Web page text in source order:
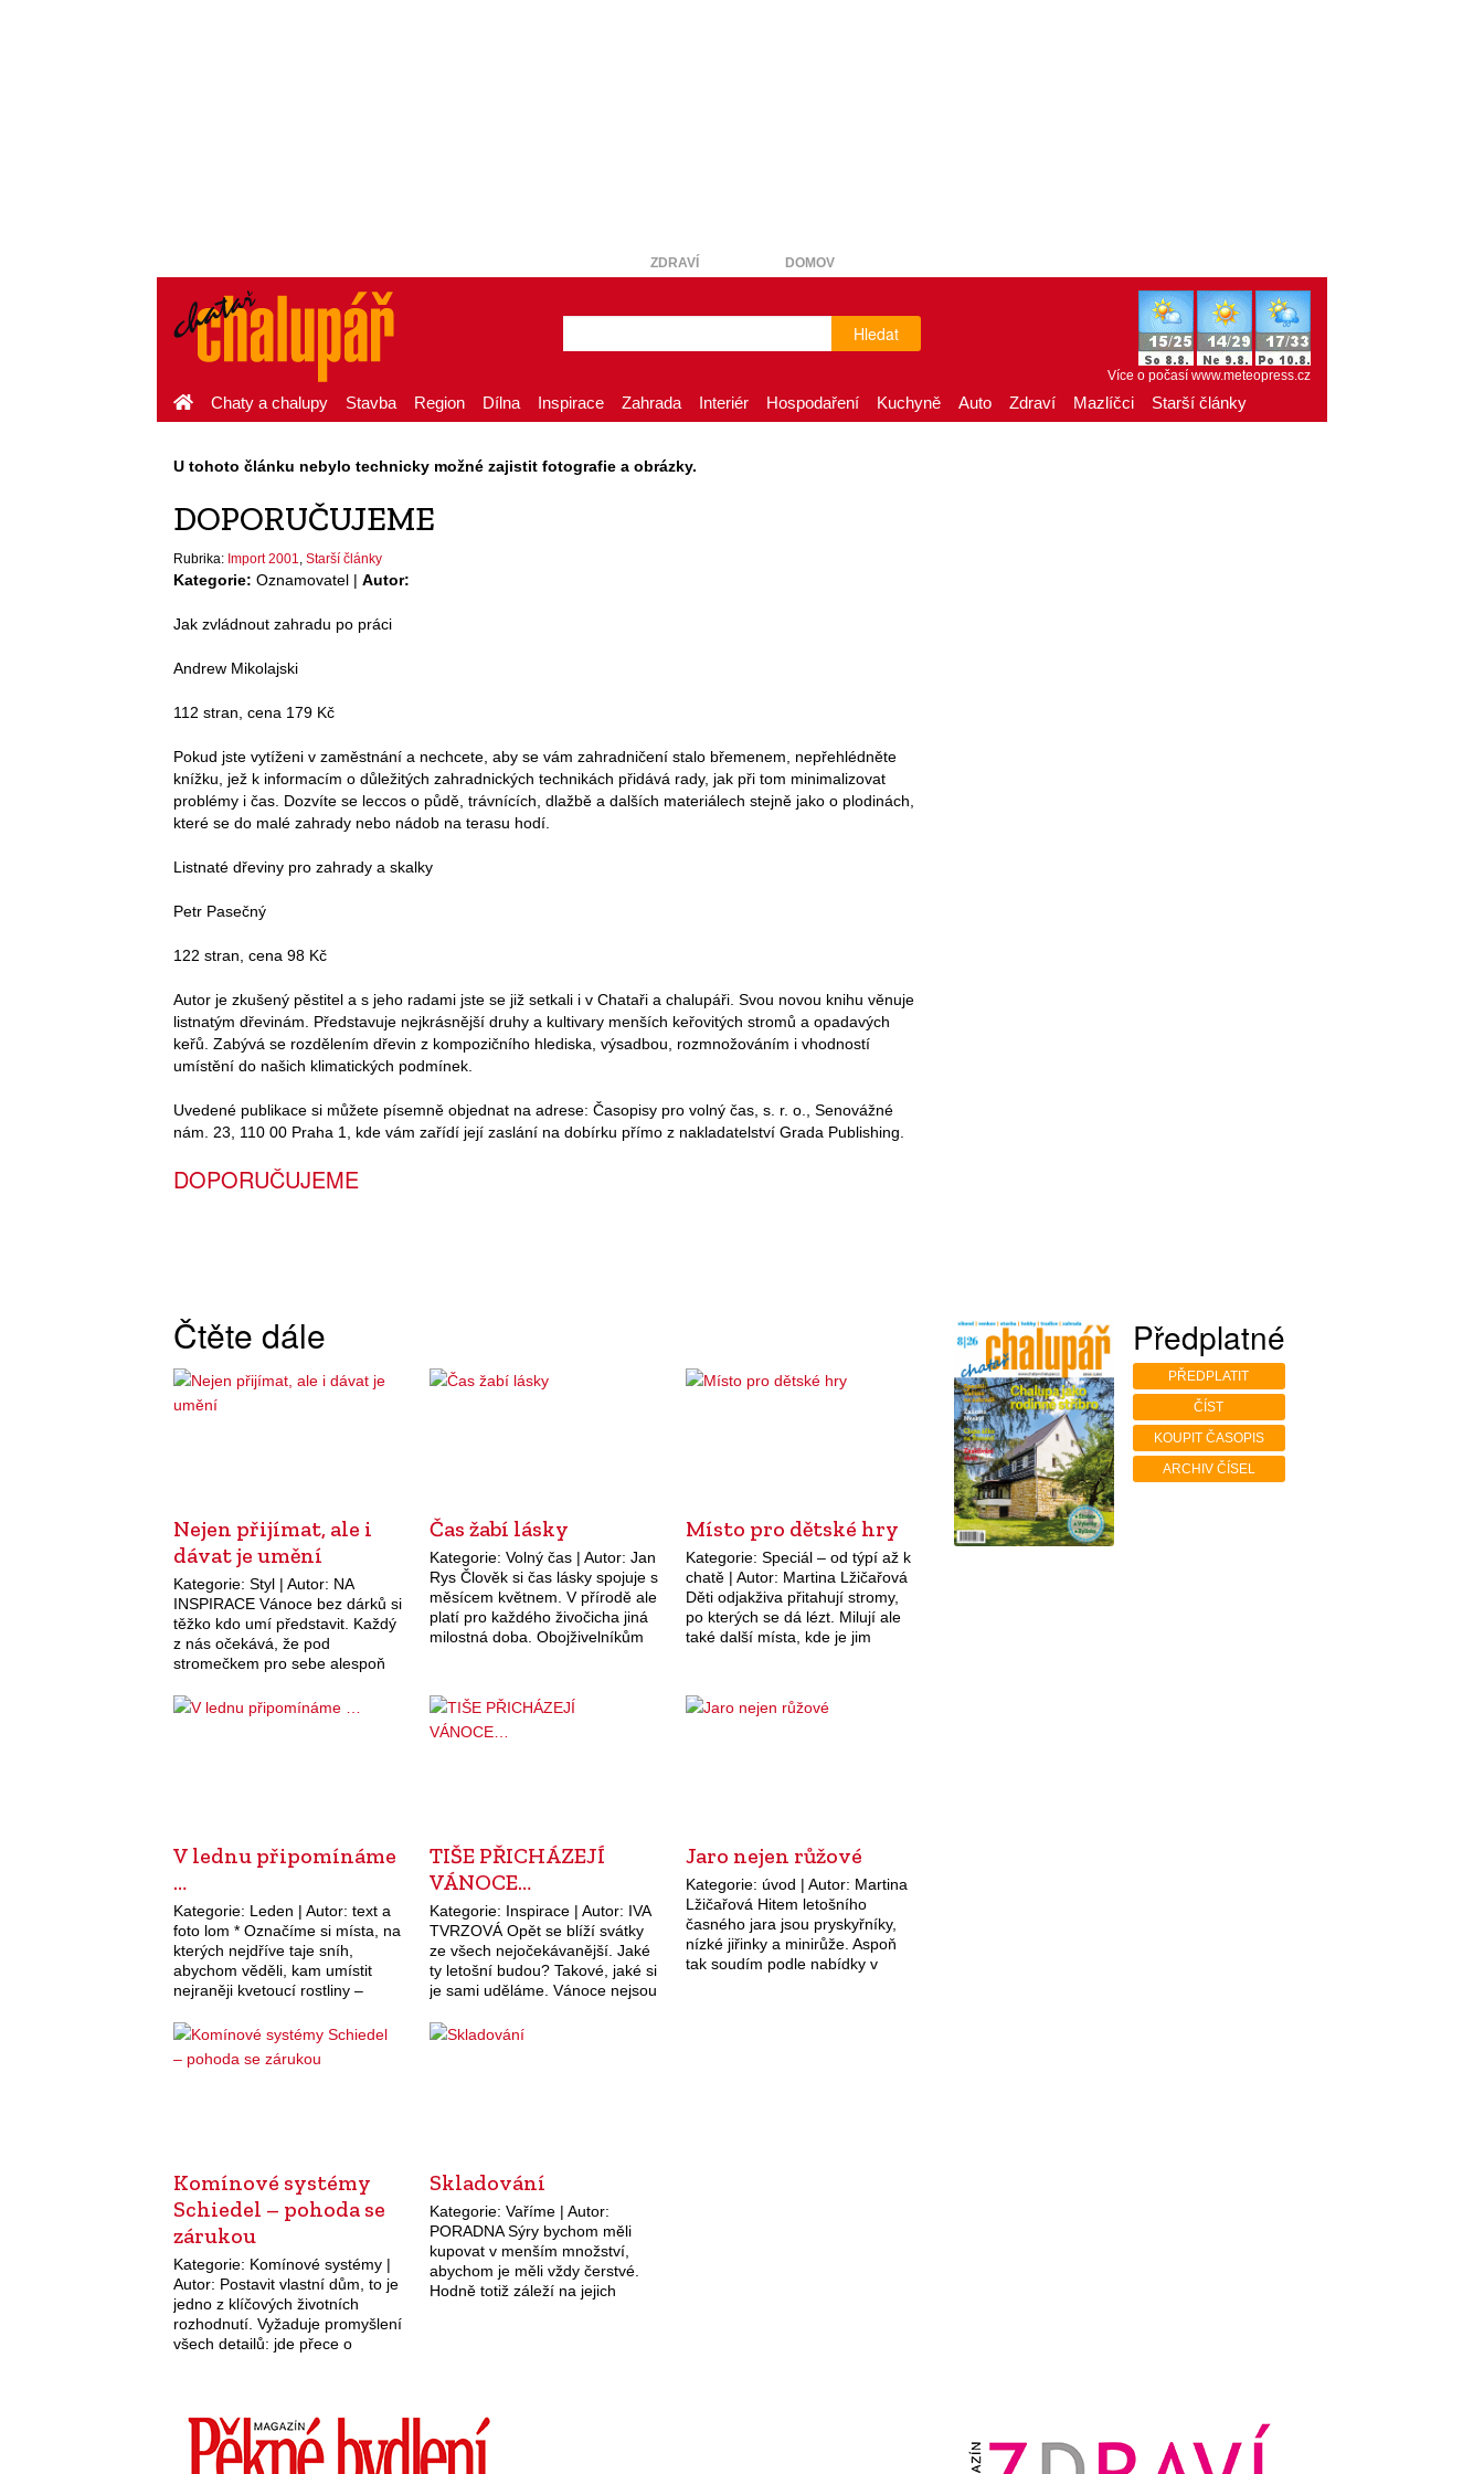
ZDRAVÍ DOMOV
Hledat
Více o počasí www.meteopress.cz
Chaty a chalupy Stavba Region Dílna Inspirace Zahrada Interiér Hospodaření Kuchyně Auto Zdraví Mazlíčci Starší články
U tohoto článku nebylo technicky možné zajistit fotografie a obrázky.
DOPORUČUJEME
Rubrika: Import 2001 Starší články
Kategorie: Oznamovatel | Autor:
Jak zvládnout zahradu po práci
Andrew Mikolajski
112 stran, cena 179 Kč
Pokud jste vytíženi v zaměstnání a nechcete, aby se vám zahradničení stalo břemenem, nepřehlédněte
knížku, jež k informacím o důležitých zahradnických technikách přidává rady, jak při tom minimalizovat
problémy i čas. Dozvíte se leccos o půdě, trávnících, dlažbě a dalších materiálech stejně jako o plodinách,
které se do malé zahrady nebo nádob na terasu hodí.
Listnaté dřeviny pro zahrady a skalky
Petr Pasečný
122 stran, cena 98 Kč
Autor je zkušený pěstitel a s jeho radami jste se již setkali i v Chataři a chalupáři. Svou novou knihu věnuje
listnatým dřevinám. Představuje nejkrásnější druhy a kultivary menších keřovitých stromů a opadavých
keřů. Zabývá se rozdělením dřevin z kompozičního hlediska, výsadbou, rozmnožováním i vhodností
umístění do našich klimatických podmínek.
Uvedené publikace si můžete písemně objednat na adrese: Časopisy pro volný čas, s. r. o., Senovážné
nám. 23, 110 00 Praha 1, kde vám zařídí její zaslání na dobírku přímo z nakladatelství Grada Publishing.
DOPORUČUJEME
Čtěte dále
Nejen přijímat, ale i
dávat je umění
Kategorie: Styl | Autor: NA
INSPIRACE Vánoce bez dárků si
těžko kdo umí představit. Každý
z nás očekává, že pod
stromečkem pro sebe alespoň
Rozdávání dárečků na Štědrý
Čas žabí lásky
Kategorie: Volný čas | Autor: Jan
Rys Člověk si čas lásky spojuje s
měsícem květnem. V přírodě ale
platí pro každého živočicha jiná
milostná doba. Obojživelníkům
Místo pro dětské hry
Kategorie: Speciál – od týpí až k
chatě | Autor: Martina Lžičařová
Děti odjakživa přitahují stromy,
po kterých se dá lézt. Milují ale
také další místa, kde je jim
V lednu připomínáme
…
Kategorie: Leden | Autor: text a
foto lom * Označíme si místa, na
kterých nejdříve taje sníh,
abychom věděli, kam umístit
nejraněji kvetoucí rostliny –
kosatečky, černěna a z dřevin
například lýkovec.…
TIŠE PŘICHÁZEJÍ
VÁNOCE…
Kategorie: Inspirace | Autor: IVA
TVRZOVÁ Opět se blíží svátky
ze všech nejočekávanější. Jaké
ty letošní budou? Takové, jaké si
je sami uděláme. Vánoce nejsou
spousty dárků, ale slavnostní
Jaro nejen růžové
Kategorie: úvod | Autor: Martina
Lžičařová Hitem letošního
časného jara jsou pryskyřníky,
nízké jiřinky a minirůže. Aspoň
tak soudím podle nabídky v
Komínové systémy
Schiedel – pohoda se
zárukou
Kategorie: Komínové systémy |
Autor: Postavit vlastní dům, to je
jedno z klíčových životních
rozhodnutí. Vyžaduje promyšlení
všech detailů: jde přece o
každého…
Skladování
Kategorie: Vaříme | Autor:
PORADNA Sýry bychom měli
kupovat v menším množství,
abychom je měli vždy čerstvé.
Hodně totiž záleží na jejich
Předplatné
PŘEDPLATIT
ČÍST
KOUPIT ČASOPIS
ARCHIV ČÍSEL